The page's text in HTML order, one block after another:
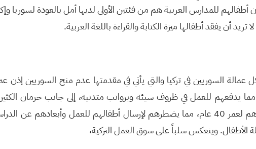
أطفالهم للمدارس العربية هم من فئتين الأولى لديها أمل بالعودة لسوريا
لا تريد أن يفقد أطفالها ميزة الكتابة والقراءة باللغة العربية.
عمالة السوريين في تركيا والتي يأتي في مقدمتها عدم منح السوريين
مما يدفعهم للعمل في ظروف سيئة وبرواتب متدنية، إلى جانب حرمان
العمل بسبب تجاوزهم لعمر 40 عام، مما يضطرهم لإرسال أطفالهم للعمل وأبعادهم عن
الأطفال. وينعكس سلباً على سوق العمل التركية،